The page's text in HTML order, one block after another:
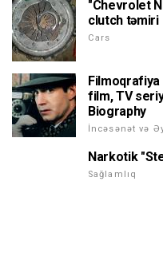
"Chevrolet
clutch təmiri
Cars
film, TV
Biography
İncəsənət və
Narkotik
Sağlamlıq